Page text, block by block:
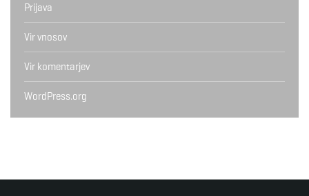
Prijava
Vir vnosov
Vir komentarjev
WordPress.org